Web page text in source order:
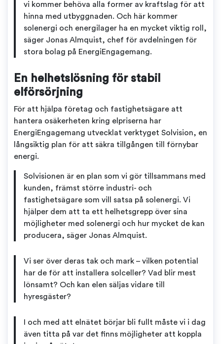
vi kommer behöva alla former av kraftslag för att
hinna med utbyggnaden. Och här kommer
solenergi och energilager ha en mycket viktig roll,
säger Jonas Almquist, chef för avdelningen för
stora bolag på EnergiEngagemang.
En helhetslösning för stabil
elförsörjning
För att hjälpa företag och fastighetsägare att
hantera osäkerheten kring elpriserna har
EnergiEngagemang utvecklat verktyget Solvision, en
långsiktig plan för att säkra tillgången till förnybar
energi.
Solvisionen är en plan som vi gör tillsammans med
kunden, främst större industri- och
fastighetsägare som vill satsa på solenergi. Vi
hjälper dem att ta ett helhetsgrepp över sina
möjligheter med solenergi och hur mycket de kan
producera, säger Jonas Almquist.
Vi ser över deras tak och mark – vilken potential
har de för att installera solceller? Vad blir mest
lönsamt? Och kan elen säljas vidare till
hyresgäster?
I och med att elnätet börjar bli fullt måste vi i dag
även titta på var det finns möjligheter att koppla